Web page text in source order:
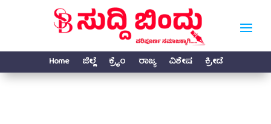
Home ಜಿಲ್ಲೆ ಕ್ರೈಂ ರಾಜ್ಯ ವಿಶೇಷ ಕ್ರೀಡೆ